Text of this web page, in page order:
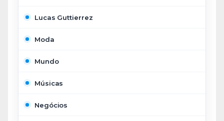
Lucas Guttierrez
Moda
Mundo
Músicas
Negócios